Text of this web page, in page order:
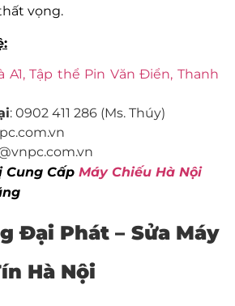
vọng.
A1, Tập thể Pin Văn Điển, Thanh
: 0902 411 286 (Ms. Thúy)
Cung Cấp Máy Chiếu Hà Nội
Đại Phát – Sửa Máy
Hà Nội